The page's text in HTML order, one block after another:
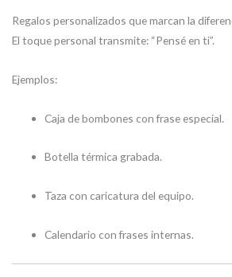
Regalos personalizados que marcan la
El toque personal transmite: “Pensé en ti”.
Ejemplos:
Caja de bombones con frase especial.
Botella térmica grabada.
Taza con caricatura del equipo.
Calendario con frases internas.